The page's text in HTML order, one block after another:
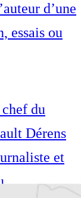
d’une
essais ou
du
Dérens
et